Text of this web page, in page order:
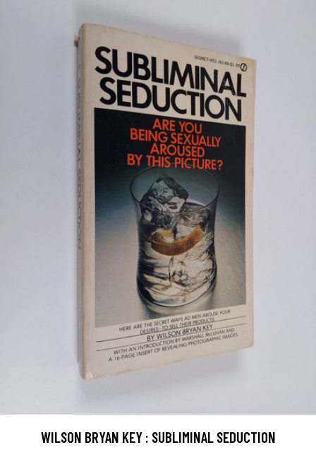
WILSON BRYAN KEY : SUBLIMINAL SEDUCTION